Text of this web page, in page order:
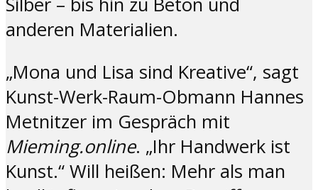
anderen Materialien.
„Mona und Lisa sind Kreative“, sagt
Kunst-Werk-Raum-Obmann Hannes
Metnitzer im Gespräch mit
Mieming.online. „Ihr Handwerk ist
Kunst.“ Will heißen: Mehr als man